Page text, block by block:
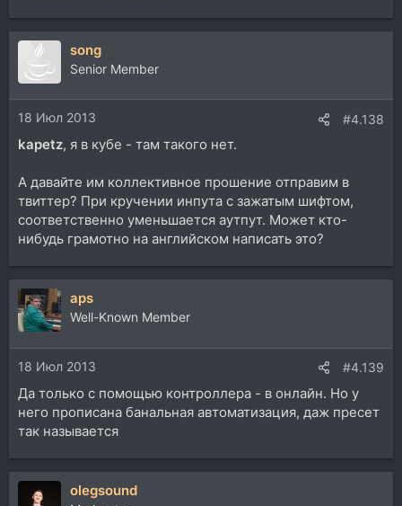
song
Senior Member
18 Июл 2013 #4.138
kapetz, я в кубе - там такого нет.
А давайте им коллективное прошение отправим в
твиттер? При кручении инпута с зажатым шифтом,
соответственно уменьшается аутпут. Может кто-
нибудь грамотно на английском написать это?
aps
Well-Known Member
18 Июл 2013 #4.139
Да только с помощью контроллера - в онлайн. Но у
него прописана банальная автоматизация, даж пресет
так называется
olegsound